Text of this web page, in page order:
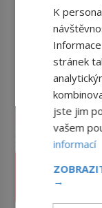
K
stránek
jste jim
vašem
informací
→